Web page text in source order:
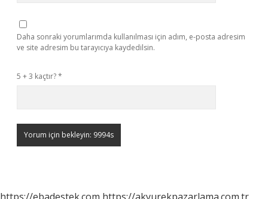
Daha sonraki yorumlarımda kullanılması için adım, e-posta adresim
ve site adresim bu tarayıcıya kaydedilsin.
5 + 3 kaçtır?*